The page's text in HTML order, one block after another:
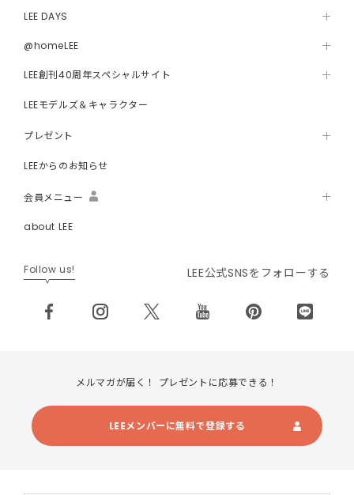
LEE DAYS
@homeLEE
LEE創刊40周年スペシャルサイト
LEEモデルズ＆キャラクター
プレゼント
LEEからのお知らせ
会員メニュー
about LEE
Follow us! LEE公式SNSをフォローする
メルマガが届く！ プレゼントに応募できる！
LEEメンバーに無料で登録する